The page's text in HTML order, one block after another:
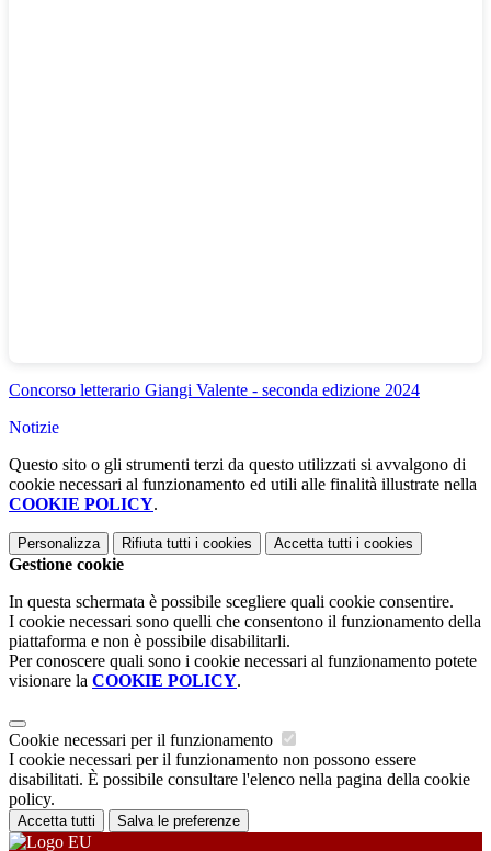
Concorso letterario Giangi Valente - seconda edizione 2024
Notizie
Questo sito o gli strumenti terzi da questo utilizzati si avvalgono di
cookie necessari al funzionamento ed utili alle finalità illustrate nella
COOKIE POLICY.
Personalizza Rifiuta tutti i cookies Accetta tutti i cookies
Gestione cookie
In questa schermata è possibile scegliere quali cookie consentire.
I cookie necessari sono quelli che consentono il funzionamento della
piattaforma e non è possibile disabilitarli.
Per conoscere quali sono i cookie necessari al funzionamento potete
visionare la COOKIE POLICY.
Cookie necessari per il funzionamento
I cookie necessari per il funzionamento non possono essere
disabilitati. È possibile consultare l'elenco nella pagina della cookie
policy.
Accetta tutti Salva le preferenze